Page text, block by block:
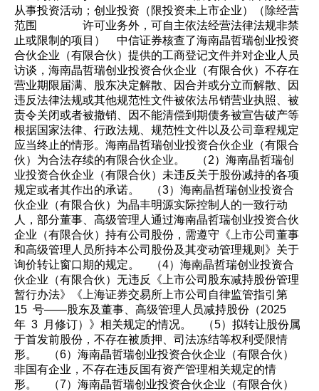
从事投资活动；创业投资（限投资未上市企业）（除经营
范围 许可业务外，可自主依法经营法律法规非禁
止或限制的项目） 中信证券核查了海南晶哲瑞创业投资
合伙企业（有限合伙）提供的工商登记文件并对企业人员
访谈，海南晶哲瑞创业投资合伙企业（有限合伙）不存在
营业期限届满、股东决定解散、因合并或分立而解散、因
违反法律法规或其他规范性文件被依法吊销营业执照、被
责令关闭或者被撤销、因不能清偿到期债务被宣告破产等
根据国家法律、行政法规、规范性文件以及公司章程规定
应当终止的情形。海南晶哲瑞创业投资合伙企业（有限合
伙）为合法存续的有限合伙企业。 （2）海南晶哲瑞创
业投资合伙企业（有限合伙）未违反关于股份减持的各项
规定或者其作出的承诺。 （3）海南晶哲瑞创业投资合
伙企业（有限合伙）为晶丰明源实际控制人的一致行动
人，部分董事、高级管理人通过海南晶哲瑞创业投资合伙
企业（有限合伙）持有公司股份，需遵守《上市公司董事
和高级管理人员所持本公司股份及其变动管理规则》关于
询价转让窗口期的规定。 （4）海南晶哲瑞创业投资合
伙企业（有限合伙）无违反《上市公司股东减持股份管理
暂行办法》《上海证券交易所上市公司自律监管指引第
15 号——股东及董事、高级管理人员减持股份（2025
年 3 月修订）》相关规定的情况。 （5）拟转让股份属
于首发前股份，不存在被质押、司法冻结等权利受限情
形。 （6）海南晶哲瑞创业投资合伙企业（有限合伙）
非国有企业，不存在违反国有资产管理相关规定的情
形。 （7）海南晶哲瑞创业投资合伙企业（有限合伙）